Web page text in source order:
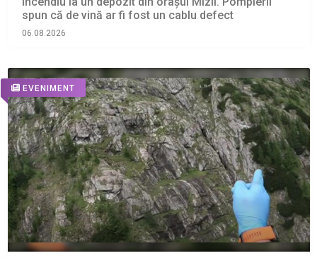
spun că de vină ar fi fost un cablu defect
06.08.2026
EVENIMENT